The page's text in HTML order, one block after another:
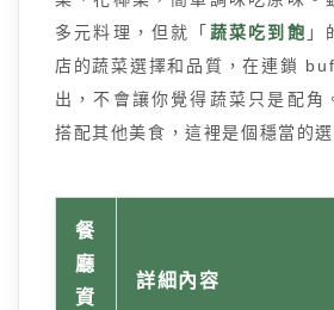
多元料理，但就「 蔬菜吃到飽 」
店的蔬菜選擇和品質，在連鎖
出，不會讓你覺得蔬菜只是配角
搭配其他美食，這裡是個穩當的選
餐
廳
資
詳細內容